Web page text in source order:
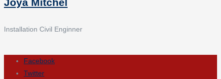
Joya Mitchel
Installation Civil Enginner
Facebook
Twitter